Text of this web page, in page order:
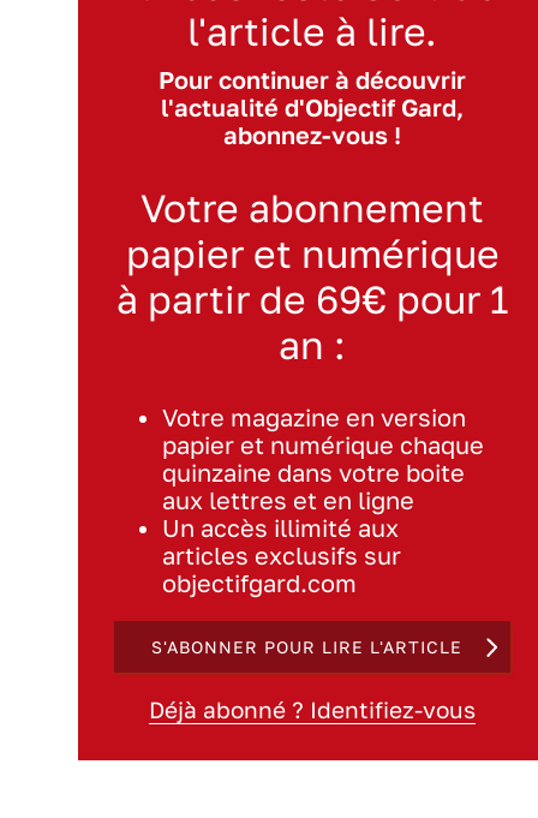
l'article à lire.
Pour continuer à découvrir
l'actualité d'Objectif Gard,
abonnez-vous !
Votre abonnement
papier et numérique
à partir de 69€ pour 1
an :
Votre magazine en version
papier et numérique chaque
quinzaine dans votre boite
aux lettres et en ligne
Un accès illimité aux
articles exclusifs sur
objectifgard.com
S'ABONNER POUR LIRE L'ARTICLE
Déjà abonné ? Identifiez-vous